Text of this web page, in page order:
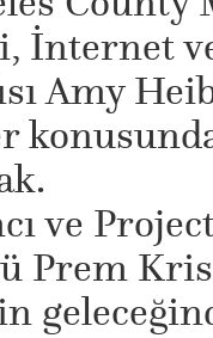
İnternet
Amy
ve
Prem